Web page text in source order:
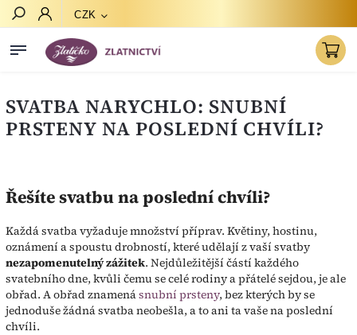
CZK
SVATBA NARYCHLO: SNUBNÍ
PRSTENY NA POSLEDNÍ CHVÍLI?
Řešíte svatbu na poslední chvíli?
Každá svatba vyžaduje množství příprav. Květiny, hostinu,
oznámení a spoustu drobností, které udělají z vaší svatby
nezapomenutelný zážitek. Nejdůležitější částí každého
svatebního dne, kvůli čemu se celé rodiny a přátelé sejdou, je ale
obřad. A obřad znamenásnubní prsteny, bez kterých by se
jednoduše žádná svatba neobešla, a to ani ta vaše na poslední
chvíli.